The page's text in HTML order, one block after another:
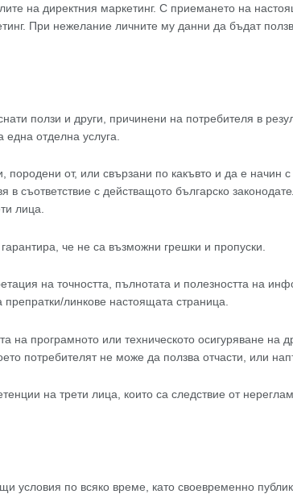
на директния маркетинг. С приемането на
При нежелание личните му данни да бъдат
ползи и други, причинени на потребителя в
отделна услуга.
от, или свързани по какъвто и да е начин
съответствие с действащото българско
лица.
че не са възможни грешки и пропуски.
на точността, пълнотата и полезността на
линкове настоящата страница.
програмното или техническото осигуряване на
потребителят не може да ползва отчасти, или
на трети лица, които са следствие от
по всяко време, като своевременно